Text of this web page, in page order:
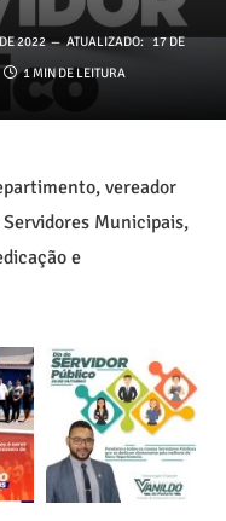
2022 ATUALIZADO: 17 DE
1 MIN DE LEITURA
vereador
Municipais,
e